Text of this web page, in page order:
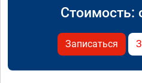
Стоимость:
Записаться